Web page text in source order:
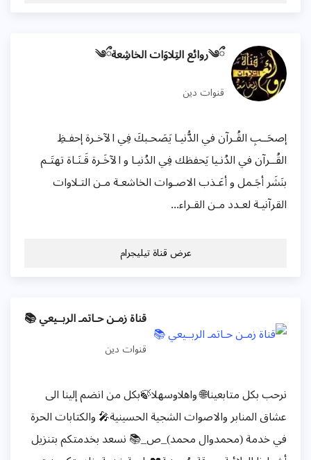
ྀ༄روائع التِلاوَات الخاشِعةྀ༄
قنوات دين
إصحَــبِ القُـرآن في الدُّنيـا يَصَحـبكَ فِي الآخـرة إحفـظِ
القُــرآن في الدُنـيا يَحفظك فِي الدُنيـا و الآخَـرة قَـنَـاة تهتَـم
بنَشَر أجَـمل و أعَـذب الاصـوات الخاشعـة مـن التـلاوات
القرآنيـة لعـدد مـن القـراء...
عرض قناة تيليجرام
قناة زمـن حـاتمـ الربــيعي 📚
قنوات دين
نرحب بكل متابعينا🌐 واهلاوسهلا🍃بكل من انضم إلينا الى
عشاق المنابر والاصوات الشجية الحسينية🎤 والكتابات الحرة
في خدمة (محمدوال محمد)_ص_📚 نسعد بخدمتكم بتنزيل